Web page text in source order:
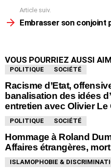
Article suiv.
Embrasser son conjoint
VOUS POURRIEZ AUSSI
POLITIQUE SOCIÉTÉ
Racisme d’Etat,
banalisation des idées
entretien avec Olivier
POLITIQUE SOCIÉTÉ
Hommage à Roland
Affaires étrangères,
ISLAMOPHOBIE &